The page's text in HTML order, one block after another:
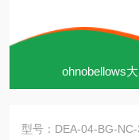
ohnobellows
型号：DEA-04-BG-